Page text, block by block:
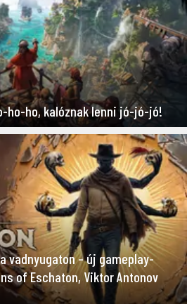
ho-ho, kalóznak lenni jó-jó-jó!
vadnyugaton – új gameplay-
of Eschaton, Viktor Antonov